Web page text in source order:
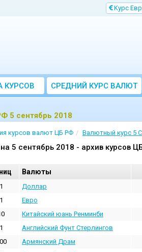
Kурс
КУРСОВ
CРЕДНИЙ КУРС ВАЛЮТ
ЗА МЕСЯЦ
5 сентябрь 2018
курсов валют ЦБ РФ Валютный курс 5
5 сентябрь 2018 - архив курсов
Валюты
1 Доллар
1 Евро
Китайский юань Ренминби
1 Английский Фунт Стерлингов
Армянский Драм